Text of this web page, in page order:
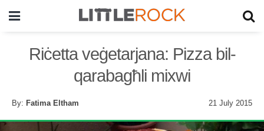
Riċetta veġetarjana: Pizza bil-
qarabagħli mixwi
By: Fatima Eltham 21 July 2015